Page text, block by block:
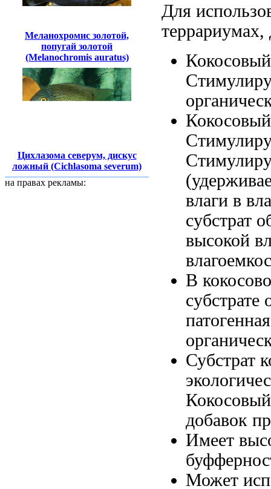
Меланохромис золотой,
попугай золотой
(Melanochromis auratus)
Цихлазома северум, дискус
ложный (Cichlasoma severum)
на правах рекламы:
Для
террариумах,
влаги в
субстрат
высокой
В
субстрате
Субстрат
Кокосовый
добавок
Имеет
Может